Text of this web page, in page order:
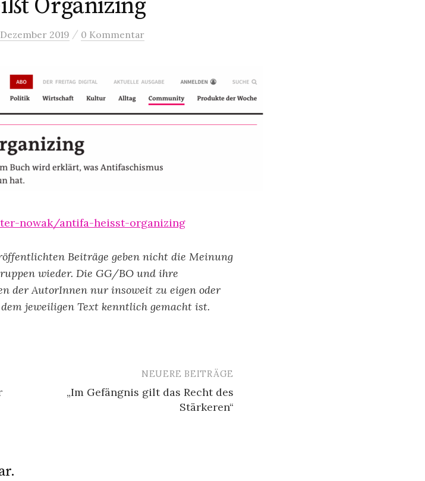
Organizing
Dezember 2019 / 0 Kommentar
nowak/antifa-heisst-organizing
Beiträge geben nicht die Meinung
wieder. Die GG/BO und ihre
der AutorInnen nur insoweit zu eigen oder
jeweiligen Text kenntlich gemacht ist.
NEUERE BEITRÄGE
„Im Gefängnis gilt das Recht des
Stärkeren“